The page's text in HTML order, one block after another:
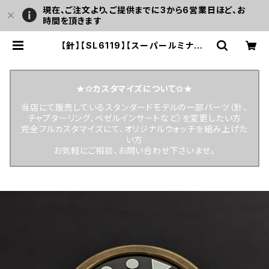
現在、ご注文より、ご提供までに3から6営業日ほど、お
時間を頂きます
【針】【SL6119】【スーパールミナス】
3針セット ベンツマーク カスタム用パ
ーツ LEVEL7（SEIKO MODパーツ
としても使用可） | LEVEL7
★✩カスタマイズについて✩★
当店にて販売しているスタンダードモデルの一部パーツ（針、
チャプターリング、ベゼルインサートなど）を変更したい方
完全フルカスタマイズにて、オリジナルウォッチを組み上げた
い方
お気軽にご相談、お問い合わせ下さいませ。